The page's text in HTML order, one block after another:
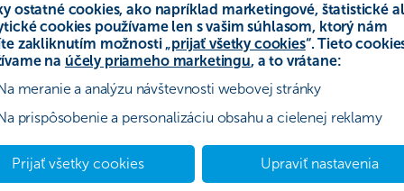
ostatné cookies, ako napríklad marketingové, štatistické
cookies používame len s vašim súhlasom, ktorý nám
zakliknutím možnosti „prijať všetky cookies“. Tieto
na účely priameho marketingu, a to vrátane:
meranie a analýzu návštevnosti webovej stránky
prispôsobenie a personalizáciu obsahu a cielenej reklamy
Prijať všetky cookies Upraviť nastavenia
dodržanie inkasných podmienok
akreditíve